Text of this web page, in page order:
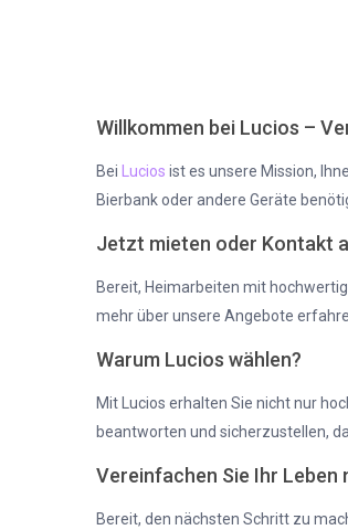
Willkommen bei Lucios –
Bei Lucios ist es unsere Mission,
Bierbank oder andere Geräte
Jetzt mieten oder Kontakt
Bereit, Heimarbeiten mit
mehr über unsere Angebote
Warum Lucios wählen?
Mit Lucios erhalten Sie nicht nur
beantworten und sicherzustellen,
Vereinfachen Sie Ihr Leben
Bereit, den nächsten Schritt zu